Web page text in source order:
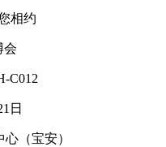
相约
会
C012
日
（宝安）